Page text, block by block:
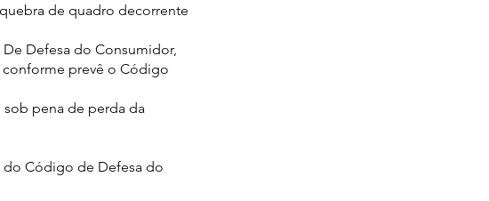
de quadro decorrente
Defesa do Consumidor,
prevê o Código
pena de perda da
do Código de Defesa do